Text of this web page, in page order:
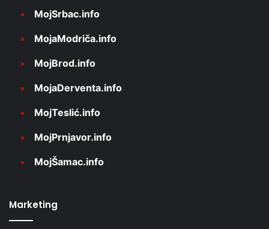
MojSrbac.info
MojaModriča.info
MojBrod.info
MojaDerventa.info
MojTeslić.info
MojPrnjavor.info
MojŠamac.info
Marketing